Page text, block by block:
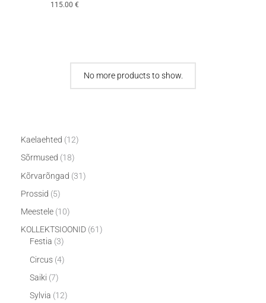
Kaelaehted 12
Sõrmused 18
Kõrvarõngad 31
Prossid 5
Meestele 10
KOLLEKTSIOONID 61
Festia 3
Circus 4
Saiki 7
Sylvia 12
115.00 €
No more products to show.